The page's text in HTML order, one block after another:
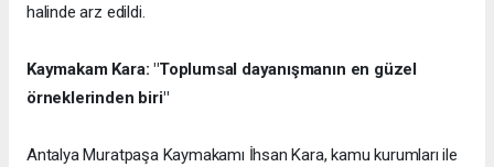
halinde arz edildi.
Kaymakam Kara: "Toplumsal dayanışmanın en güzel
örneklerinden biri"
Antalya Muratpaşa Kaymakamı İhsan Kara, kamu kurumları ile